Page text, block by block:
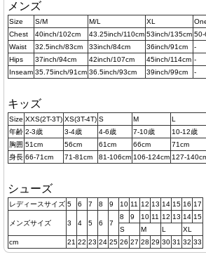
メンズ
Size S/M M/L XL
Chest
40inch/102cm 43.25inch/110cm 53inch/135cm 50-
Waist
32.5inch/83cm 33inch/84cm 36inch/91cm
-
Hips
37inch/94cm 42inch/107cm 45inch/114cm -
Inseam 35.75inch/91cm 36.5inch/93cm 39inch/99cm -
キッズ
Size XXS(2T-3T) XS(3T-4T) S M
L
年齢 2-3歳 3-4歳 4-6歳 7-10歳
10-12歳
胸囲 51cm 56cm 61cm 66cm
71cm
身長 66-71cm 71-81cm 81-106cm 106-124cm 127-
シューズ
レディースサイズ 5 6 7 8 9 10 11 12 13 14 15 16 17
メンズサイズ 3 4 5 6 7
8 9 10 11 12 13 14 15
S
M L
XL
cm
21 22 23 24 25 26 27 28 29 30 31 32 33